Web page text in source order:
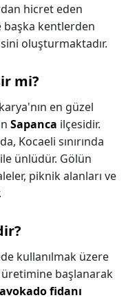
hicret eden
başka kentlerden
oluşturmaktadır.
mi?
en güzel
Sapanca ilçesidir.
Kocaeli sınırında
ünlüdür. Gölün
piknik alanları ve
kullanılmak üzere
üretimine başlanarak
fidanı